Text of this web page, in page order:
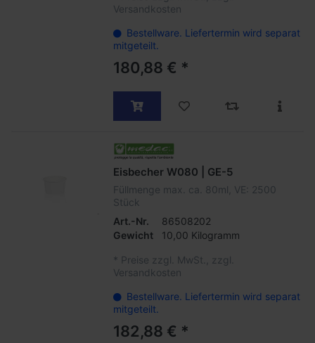
Versandkosten
Bestellware. Liefertermin wird separat
mitgeteilt.
180,88 € *
Eisbecher W080 | GE-5
Füllmenge max. ca. 80ml, VE: 2500
Stück
Art.-Nr.
86508202
Gewicht
10,00 Kilogramm
* Preise zzgl. MwSt., zzgl.
Versandkosten
Bestellware. Liefertermin wird separat
mitgeteilt.
182,88 € *